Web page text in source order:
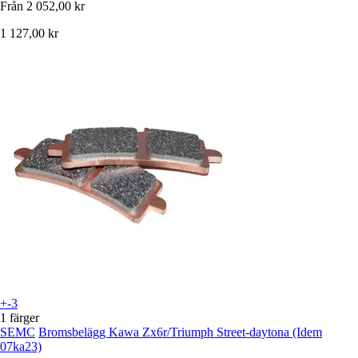
Från 2 052,00 kr
1 127,00 kr
+-3
1 färger
SEMC Bromsbelägg Kawa Zx6r/Triumph Street-daytona (Idem
07ka23)